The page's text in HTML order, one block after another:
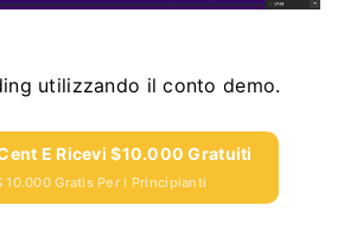
utilizzando il conto demo.
E Ricevi $10.000 Gratuiti
10.000 Gratis Per I Principianti